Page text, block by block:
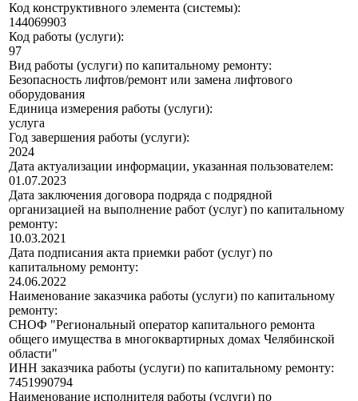
Код конструктивного элемента (системы):
144069903
Код работы (услуги):
97
Вид работы (услуги) по капитальному ремонту:
Безопасность лифтов/ремонт или замена лифтового
оборудования
Единица измерения работы (услуги):
услуга
Год завершения работы (услуги):
2024
Дата актуализации информации, указанная пользователем:
01.07.2023
Дата заключения договора подряда с подрядной
организацией на выполнение работ (услуг) по капитальному
ремонту:
10.03.2021
Дата подписания акта приемки работ (услуг) по
капитальному ремонту:
24.06.2022
Наименование заказчика работы (услуги) по капитальному
ремонту:
СНОФ "Региональный оператор капитального ремонта
общего имущества в многоквартирных домах Челябинской
области"
ИНН заказчика работы (услуги) по капитальному ремонту:
7451990794
Наименование исполнителя работы (услуги) по